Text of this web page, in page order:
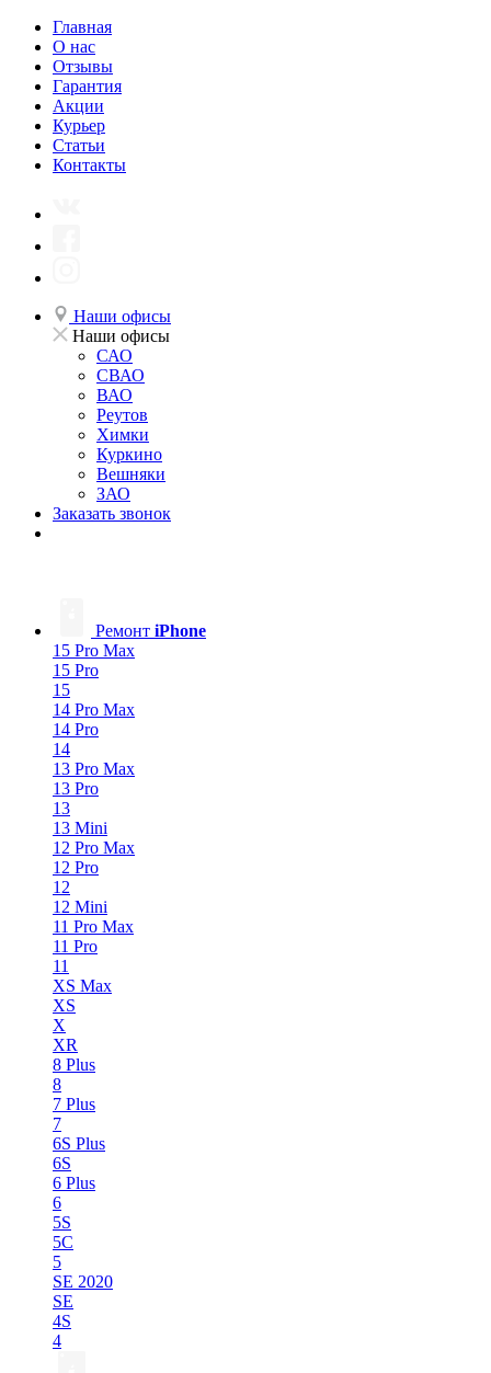
Главная
О нас
Отзывы
Гарантия
Акции
Курьер
Статьи
Контакты
Наши офисы
Наши офисы
САО
СВАО
ВАО
Реутов
Химки
Куркино
Вешняки
ЗАО
Заказать звонок
Ремонт iPhone
15 Pro Max
15 Pro
15
14 Pro Max
14 Pro
14
13 Pro Max
13 Pro
13
13 Mini
12 Pro Max
12 Pro
12
12 Mini
11 Pro Max
11 Pro
11
XS Max
XS
X
XR
8 Plus
8
7 Plus
7
6S Plus
6S
6 Plus
6
5S
5C
5
SE 2020
SE
4S
4